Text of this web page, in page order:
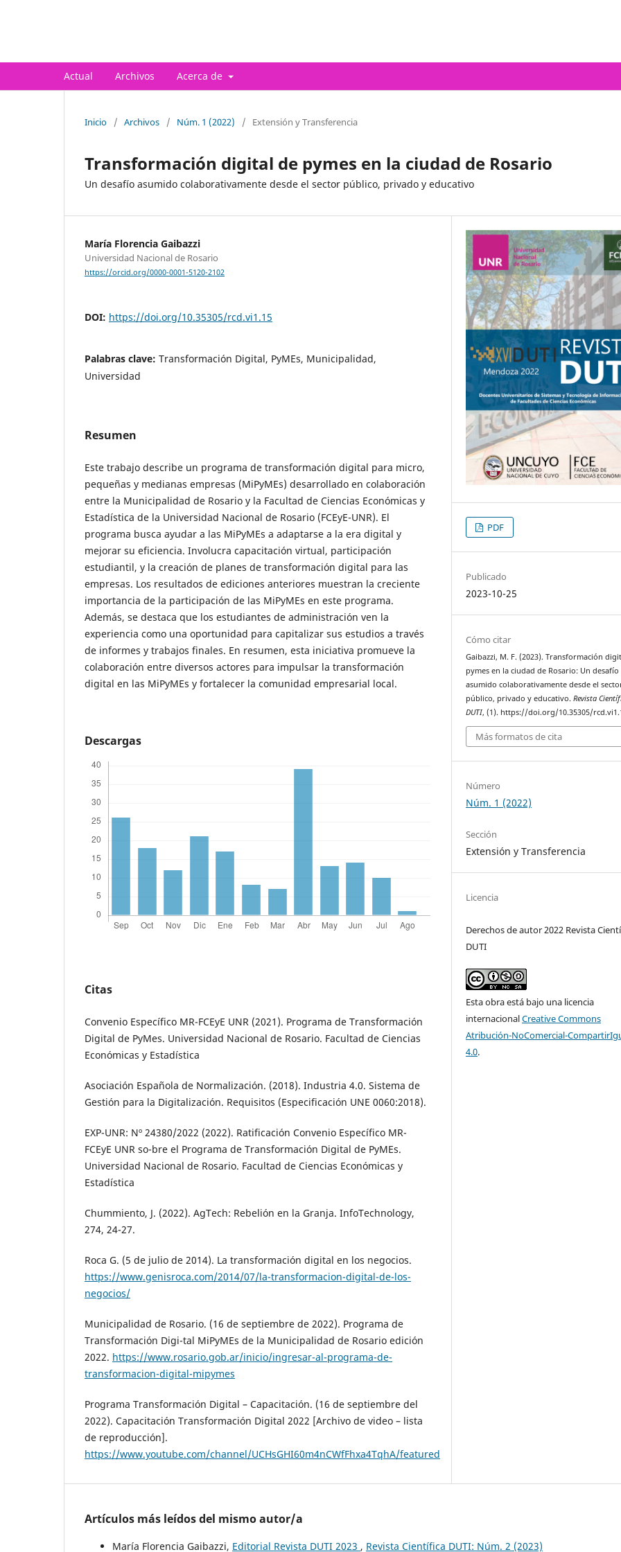
Actual Archivos Acerca de
Inicio / Archivos / Núm. 1 (2022) / Extensión y Transferencia
Transformación digital de pymes en la ciudad de Rosario
Un desafío asumido colaborativamente desde el sector público, privado y educativo
María Florencia Gaibazzi
Universidad Nacional de Rosario
https://orcid.org/0000-0001-5120-2102
DOI: https://doi.org/10.35305/rcd.vi1.15
Palabras clave: Transformación Digital, PyMEs, Municipalidad,
Universidad
Resumen
Este trabajo describe un programa de transformación digital para micro,
pequeñas y medianas empresas (MiPyMEs) desarrollado en colaboración
entre la Municipalidad de Rosario y la Facultad de Ciencias Económicas y
Estadística de la Universidad Nacional de Rosario (FCEyE-UNR). El
programa busca ayudar a las MiPyMEs a adaptarse a la era digital y
mejorar su eficiencia. Involucra capacitación virtual, participación
estudiantil, y la creación de planes de transformación digital para las
empresas. Los resultados de ediciones anteriores muestran la creciente
importancia de la participación de las MiPyMEs en este programa.
Además, se destaca que los estudiantes de administración ven la
experiencia como una oportunidad para capitalizar sus estudios a través
de informes y trabajos finales. En resumen, esta iniciativa promueve la
colaboración entre diversos actores para impulsar la transformación
digital en las MiPyMEs y fortalecer la comunidad empresarial local.
Descargas
Citas
Convenio Específico MR-FCEyE UNR (2021). Programa de Transformación
Digital de PyMes. Universidad Nacional de Rosario. Facultad de Ciencias
Económicas y Estadística
Asociación Española de Normalización. (2018). Industria 4.0. Sistema de
Gestión para la Digitalización. Requisitos (Especificación UNE 0060:2018).
EXP-UNR: Nº 24380/2022 (2022). Ratificación Convenio Específico MR-
FCEyE UNR so-bre el Programa de Transformación Digital de PyMEs.
Universidad Nacional de Rosario. Facultad de Ciencias Económicas y
Estadística
Chummiento, J. (2022). AgTech: Rebelión en la Granja. InfoTechnology,
274, 24-27.
Roca G. (5 de julio de 2014). La transformación digital en los negocios.
https://www.genisroca.com/2014/07/la-transformacion-digital-de-los-
negocios/
Municipalidad de Rosario. (16 de septiembre de 2022). Programa de
Transformación Digi-tal MiPyMEs de la Municipalidad de Rosario edición
2022. https://www.rosario.gob.ar/inicio/ingresar-al-programa-de-
transformacion-digital-mipymes
Programa Transformación Digital – Capacitación. (16 de septiembre del
2022). Capacitación Transformación Digital 2022 [Archivo de video – lista
de reproducción].
https://www.youtube.com/channel/UCHsGHI60m4nCWfFhxa4TqhA/featured
PDF
Publicado
2023-10-25
Cómo citar
Gaibazzi, M. F. (2023). Transformación
pymes en la ciudad de Rosario: Un desafío
asumido colaborativamente desde el
público, privado y educativo.Revista
DUTI, (1). https://doi.org/10.35305/
Más formatos de cita
Número
Núm. 1 (2022)
Sección
Extensión y Transferencia
Licencia
Derechos de autor 2022 Revista
DUTI
Esta obra está bajo una licencia
internacionalCreative Commons
Atribución-NoComercial-
4.0.
Artículos más leídos del mismo autor/a
María Florencia Gaibazzi, Editorial Revista DUTI 2023 , Revista Científica DUTI: Núm. 2 (2023)